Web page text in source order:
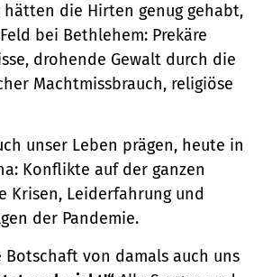
hätten die Hirten genug gehabt,
bei Bethlehem: Prekäre
drohende Gewalt durch die
Machtmissbrauch, religiöse
unser Leben prägen, heute in
Konflikte auf der ganzen
Krisen, Leiderfahrung und
der Pandemie.
Botschaft von damals auch uns